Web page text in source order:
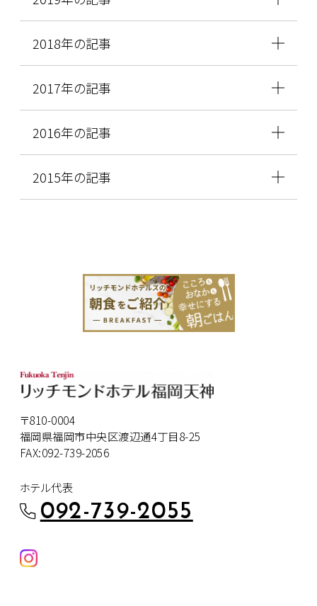
2018年の記事
2017年の記事
2016年の記事
2015年の記事
〒810-0004
福岡県福岡市中央区渡辺通4丁目8-25
FAX:092-739-2056
ホテル代表
092-739-2055